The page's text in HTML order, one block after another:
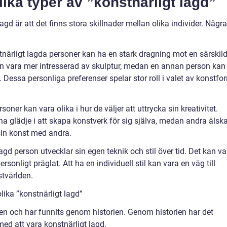
är att det finns stora skillnader mellan olika individer. Några
lagda personer kan ha en stark dragning mot en särskild
vara mer intresserad av skulptur, medan en annan person kan
personliga preferenser spelar stor roll i valet av
kan vara olika i hur de väljer att uttrycka sin kreativitet.
glädje i att skapa konstverk för sig själva, medan andra
konst med andra.
person utvecklar sin egen teknik och stil över tid. Det kan
präglat. Att ha en individuell stil kan vara en väg till
”konstnärligt lagd”
och har funnits genom historien. Genom historien har det
att vara konstnärligt lagd.